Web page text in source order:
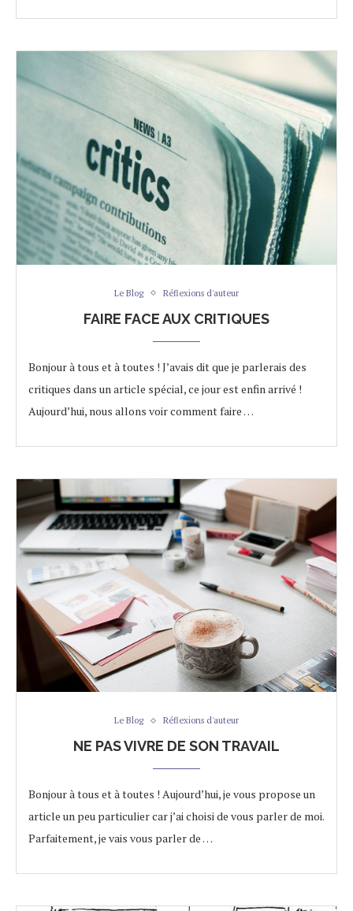
Le Blog Réflexions d'auteur
FAIRE FACE AUX CRITIQUES
Bonjour à tous et à toutes ! J’avais dit que je parlerais des
critiques dans un article spécial, ce jour est enfin arrivé !
Aujourd’hui, nous allons voir comment faire …
Le Blog Réflexions d'auteur
NE PAS VIVRE DE SON TRAVAIL
Bonjour à tous et à toutes ! Aujourd’hui, je vous propose un
article un peu particulier car j’ai choisi de vous parler de moi.
Parfaitement, je vais vous parler de …